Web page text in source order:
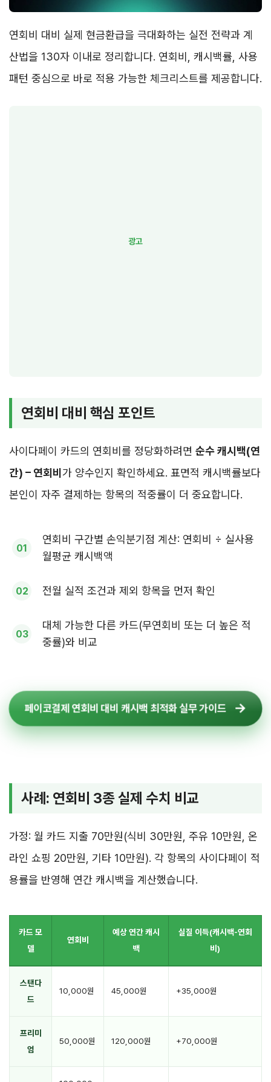
연회비 대비 실제 현금환급을 극대화하는 실전 전략과 계
산법을 130자 이내로 정리합니다. 연회비, 캐시백률, 사용
패턴 중심으로 바로 적용 가능한 체크리스트를 제공합니다.
연회비 대비 핵심 포인트
사이다페이 카드의 연회비를 정당화하려면 순수 캐시백(연
간) – 연회비 가 양수인지 확인하세요. 표면적 캐시백률보다
본인이 자주 결제하는 항목의 적중률이 더 중요합니다.
연회비 구간별 손익분기점 계산: 연회비 ÷ 실사용
월평균 캐시백액
전월 실적 조건과 제외 항목을 먼저 확인
대체 가능한 다른 카드(무연회비 또는 더 높은 적
중률)와 비교
페이코결제 연회비 대비 캐시백 최적화 실무 가이드
사례: 연회비 3종 실제 수치 비교
가정: 월 카드 지출 70만원(식비 30만원, 주유 10만원, 온
라인 쇼핑 20만원, 기타 10만원). 각 항목의 사이다페이 적
용률을 반영해 연간 캐시백을 계산했습니다.
카드 모
델
연회비
예상 연간 캐시
백
실질 이득(캐시백-연회
비)
스탠다
드
10,000원 45,000원 +35,000원
프리미
엄
50,000원 120,000원 +70,000원